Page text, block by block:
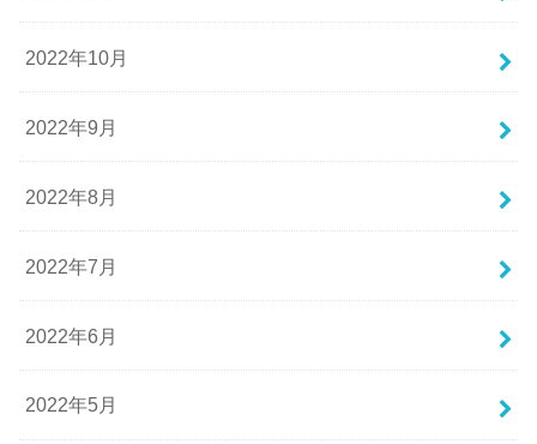
2022年10月
2022年9月
2022年8月
2022年7月
2022年6月
2022年5月